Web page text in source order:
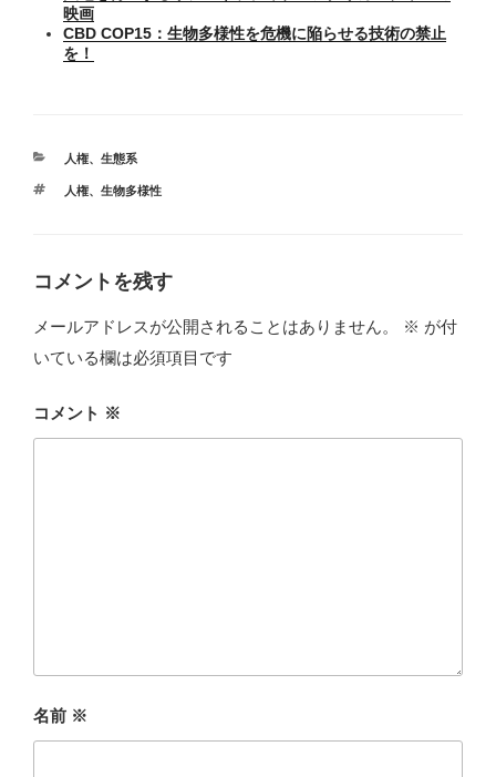
映画
CBD COP15：生物多様性を危機に陥らせる技術の禁止
を！
カ
ゴ
人権、 生態系
タ
人権、 生物多様性
コメントを残す
メールアドレスが公開されることはありません。 ※ が付
いている欄は必須項目です
コメント ※
名前 ※